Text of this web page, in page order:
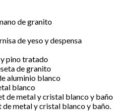
de granito
de yeso y despensa
pino tratado
de granito
aluminio blanco
blanco
de metal y cristal blanco y baño
metal y cristal blanco y baño.